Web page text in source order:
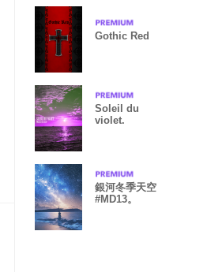
Gothic Red
Soleil du
violet.
銀河冬季天空
#MD13。